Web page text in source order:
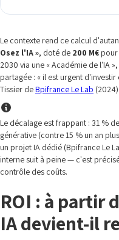
Le contexte rend ce calcul
Osez l'IA », doté de 200 M€
2030 via une « Académie de l'IA
partagée : « il est urgent
Tissier deBpifrance Le Lab (2024).
Le décalage est frappant : 31 %
générative (contre 15 % un an
un projet IA dédié (Bpifrance Le
interne suit à peine — c'est
contrôle des coûts.
ROI : à partir
IA devient-il